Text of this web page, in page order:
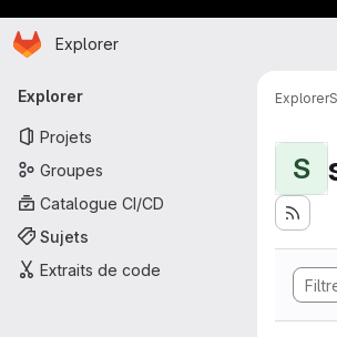
Passer au contenu principal
Page d'accueil
Explorer
Navigation principale
Explorer
Projets
Groupes
Catalogue CI/CD
Sujets
Extraits de code
Explorer
S